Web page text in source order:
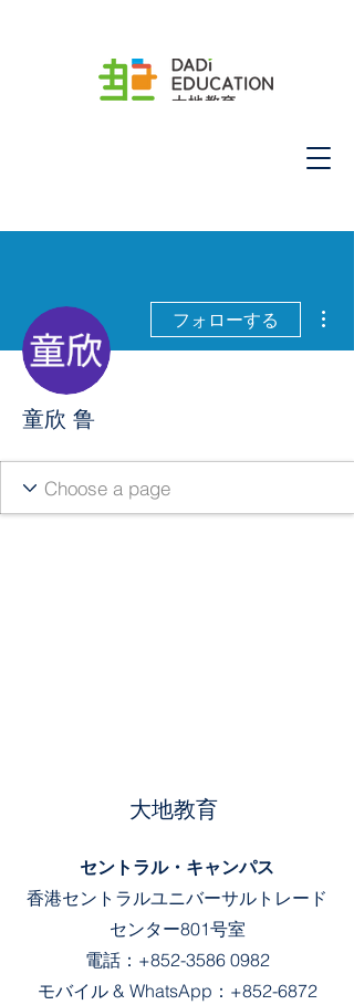
フォローする
童欣 鲁
大地教育
セントラル・キャンパス
香港セントラルユニバーサルトレード
センター801号室
電話： +852-3586 0982
モバイル & WhatsApp： +852-6872